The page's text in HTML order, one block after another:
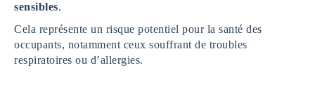
sensibles.
Cela représente un risque potentiel pour la santé des
occupants, notamment ceux souffrant de troubles
respiratoires ou d’allergies.